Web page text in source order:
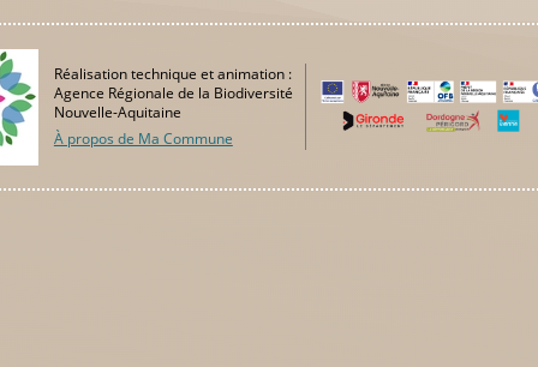
Réalisation technique et animation :
Agence Régionale de la Biodiversité
Nouvelle-Aquitaine
À propos de Ma Commune